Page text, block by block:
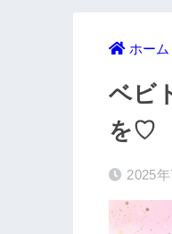
ホーム
ベビ
を♡
2025